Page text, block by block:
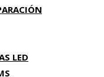
LED